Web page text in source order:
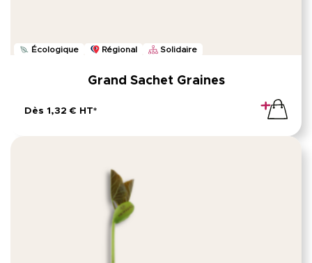
Écologique Régional Solidaire
Grand Sachet Graines
Dès 1,32 € HT*